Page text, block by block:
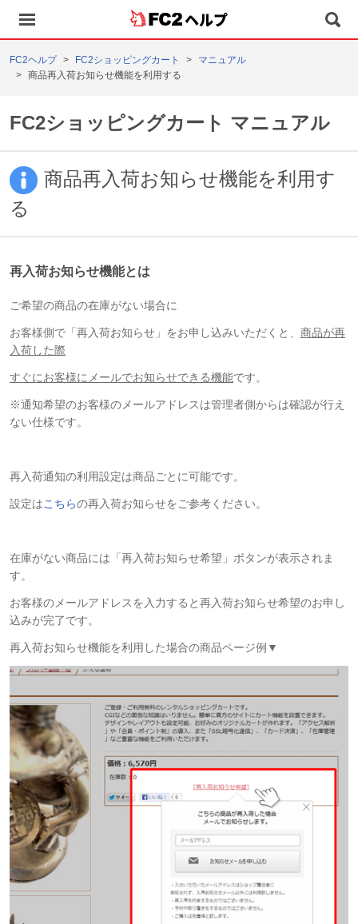
ヘルプ
FC2ヘルプ FC2ショッピングカート
マニュアル
商品再入荷お知らせ機能を利用する
FC2ショッピングカート マニュアル
商品再入荷お知らせ機能を利用す
る
再入荷お知らせ機能とは
ご希望の商品の在庫がない場合に
お客様側で「再入荷お知らせ」をお申し込みいただくと、 商品が再
入荷した際
すぐにお客様にメールでお知らせできる機能です。
※通知希望のお客様のメールアドレスは管理者側からは確認が行え
ない仕様です。
再入荷通知の利用設定は商品ごとに可能です。
設定はこちらの再入荷お知らせをご参考ください。
在庫がない商品には「再入荷お知らせ希望」ボタンが表示されま
す。
お客様のメールアドレスを入力すると再入荷お知らせ希望のお申し
込みが完了です。
再入荷お知らせ機能を利用した場合の商品ページ例▼